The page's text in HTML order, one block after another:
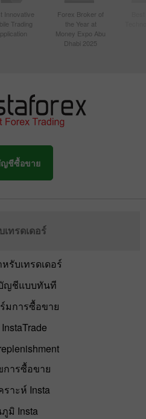
Innovative
Trading
Forex Broker of
the Year at
Money Expo Abu
Dhabi 2025
ญชีซื้อขาย
เทรดเดอร์
รับเทรดเดอร์
ญชีแบบทันที
มการซื้อขาย
การซื้อขาย
ราะห์ Insta
มิ Insta